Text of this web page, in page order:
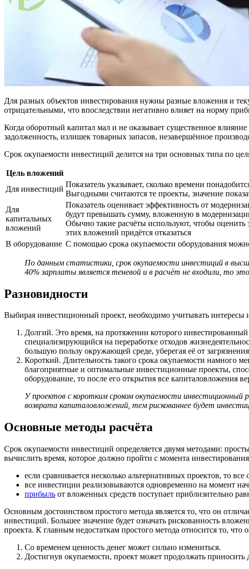
Для разных объектов инвестирования нужны разные вложения и
отрицательными, что впоследствии негативно влияет на норму
Когда оборотный капитал мал и не оказывает существенное
задолженность, излишек товарных запасов, незавершённое
Срок окупаемости инвестиций делится на три основных типа по
Цель вложений
Для инвестиций
Показатель указывает, сколько времени
Выгодными считаются те проекты, значение
Для
капитальных
вложений
Показатель оценивает эффективность от
будут превышать сумму, вложенную в
Обычно такие расчёты используют, чтобы оценить
этих вложений придётся отказаться
В оборудование С помощью срока окупаемости оборудования можно
По данным статистики, срок окупаемости инвестиций в
40% зарплаты является теневой и в расчёт не входили, то
Разновидности
Выбирая инвестиционный проект, необходимо учитывать интересы
Долгий. Это время, на протяжении которого
специализирующийся на переработке отходов
большую пользу окружающей среде, уберегая её от
Короткий. Длительность такого срока окупаемости намного
благоприятные и оптимальные инвестиционные проекты,
оборудование, то после его открытия все капиталовложения
У проектов с коротким сроком окупаемости инвестиционный
возврата капиталовложений, тем рискованнее будет
Основные методы расчёта
Срок окупаемости инвестиций определяется двумя методами:
вычислить время, которое должно пройти с момента
если сравнивается несколько альтернативных проектов, то
все инвестиции реализовываются одновременно на момент
прибыль от вложенных средств поступает приблизительно
Основным достоинством простого метода является то, что он
инвестиций. Большее значение будет означать рискованность
проекта. К главным недостаткам простого метода относится то,
Со временем ценность денег может сильно измениться.
Достигнув окупаемости, проект может продолжать приносить